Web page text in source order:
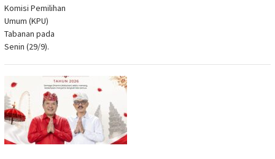
Komisi Pemilihan
Umum (KPU)
Tabanan pada
Senin (29/9).